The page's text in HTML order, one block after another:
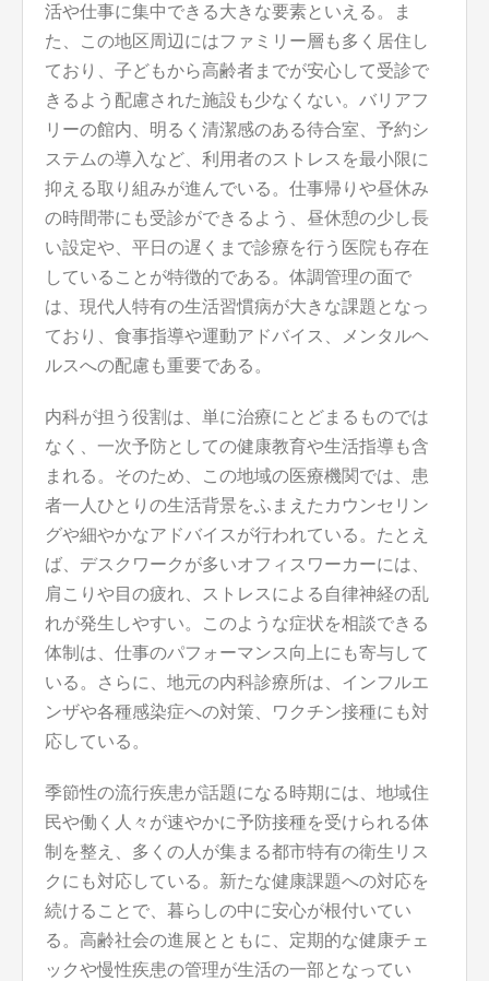
活や仕事に集中できる大きな要素といえる。ま
た、この地区周辺にはファミリー層も多く居住し
ており、子どもから高齢者までが安心して受診で
きるよう配慮された施設も少なくない。バリアフ
リーの館内、明るく清潔感のある待合室、予約シ
ステムの導入など、利用者のストレスを最小限に
抑える取り組みが進んでいる。仕事帰りや昼休み
の時間帯にも受診ができるよう、昼休憩の少し長
い設定や、平日の遅くまで診療を行う医院も存在
していることが特徴的である。体調管理の面で
は、現代人特有の生活習慣病が大きな課題となっ
ており、食事指導や運動アドバイス、メンタルヘ
ルスへの配慮も重要である。
内科が担う役割は、単に治療にとどまるものでは
なく、一次予防としての健康教育や生活指導も含
まれる。そのため、この地域の医療機関では、患
者一人ひとりの生活背景をふまえたカウンセリン
グや細やかなアドバイスが行われている。たとえ
ば、デスクワークが多いオフィスワーカーには、
肩こりや目の疲れ、ストレスによる自律神経の乱
れが発生しやすい。このような症状を相談できる
体制は、仕事のパフォーマンス向上にも寄与して
いる。さらに、地元の内科診療所は、インフルエ
ンザや各種感染症への対策、ワクチン接種にも対
応している。
季節性の流行疾患が話題になる時期には、地域住
民や働く人々が速やかに予防接種を受けられる体
制を整え、多くの人が集まる都市特有の衛生リス
クにも対応している。新たな健康課題への対応を
続けることで、暮らしの中に安心が根付いてい
る。高齢社会の進展とともに、定期的な健康チェ
ックや慢性疾患の管理が生活の一部となってい